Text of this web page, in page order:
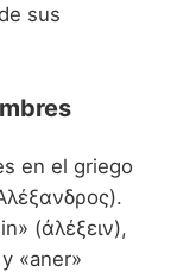
sus
en el griego
(ἀλέξειν),
«aner»